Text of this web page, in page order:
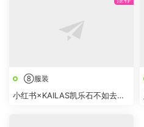
⑧服装
小红书×KAILAS凯乐石不如去登